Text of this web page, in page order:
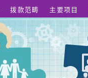
拨款范畴 主要项目